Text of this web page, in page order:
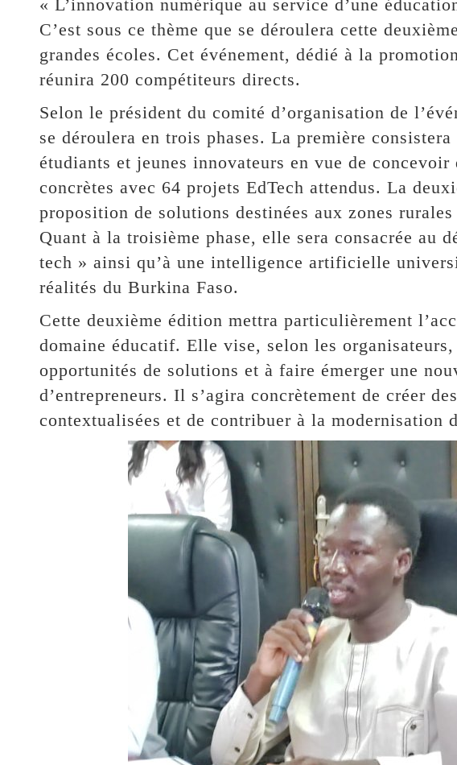
« L’innovation numérique au service d’une
C’est sous ce thème que se déroulera cette
grandes écoles. Cet événement, dédié à la
réunira 200 compétiteurs directs.
Selon le président du comité d’organisation de
se déroulera en trois phases. La première
étudiants et jeunes innovateurs en vue de concevoir
concrètes avec 64 projets EdTech attendus. La
proposition de solutions destinées aux zones
Quant à la troisième phase, elle sera consacrée au
tech » ainsi qu’à une intelligence artificielle
réalités du Burkina Faso.
Cette deuxième édition mettra particulièrement
domaine éducatif. Elle vise, selon les
opportunités de solutions et à faire émerger une
d’entrepreneurs. Il s’agira concrètement de créer
contextualisées et de contribuer à la modernisation